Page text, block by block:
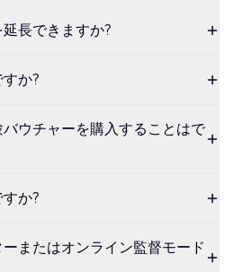
長できますか?
か?
ウチャーを購入することはで
か?
またはオンライン監督モード